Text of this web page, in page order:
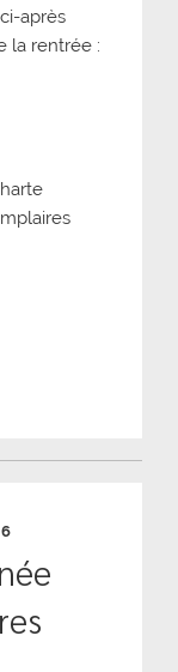
après
la rentrée :